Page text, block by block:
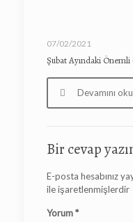
07/02/2021
Şubat Ayındaki
Devamını oku
Bir cevap
E-posta hesabınız
ile işaretlenmişlerdir
Yorum*